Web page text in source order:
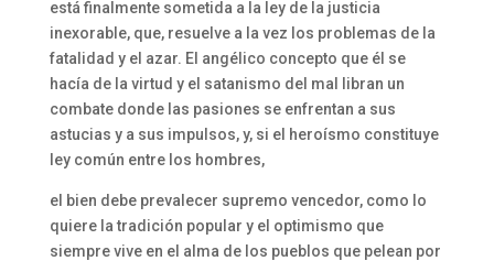
está finalmente sometida a la ley de la justicia
inexorable, que, resuelve a la vez los problemas de la
fatalidad y el azar. El angélico concepto que él se
hacía de la virtud y el satanismo del mal libran un
combate donde las pasiones se enfrentan a sus
astucias y a sus impulsos, y, si el heroísmo constituye
ley común entre los hombres,
el bien debe prevalecer supremo vencedor, como lo
quiere la tradición popular y el optimismo que
siempre vive en el alma de los pueblos que pelean por